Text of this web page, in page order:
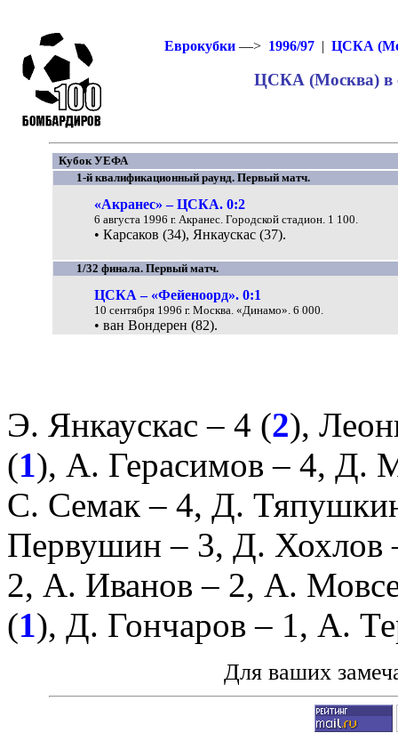
Еврокубки—> 1996/97| ЦСКА
ЦСКА (Москва) в
Кубок УЕФА
1-й квалификационный раунд. Первый матч.
«Акранес» – ЦСКА. 0:2
6 августа 1996 г. Акранес. Городской стадион. 1 100.
• Карсаков (34), Янкаускас (37).
1/32 финала. Первый матч.
ЦСКА – «Фейеноорд». 0:1
10 сентября 1996 г. Москва. «Динамо». 6 000.
• ван Вондерен (82).
Э. Янкаускас – 4 (2),
(1), А. Герасимов – 4, Д.
С. Семак – 4, Д.
Первушин – 3, Д. Хохлов
2, А. Иванов – 2, А.
(1), Д. Гончаров – 1, А.
Для ваших